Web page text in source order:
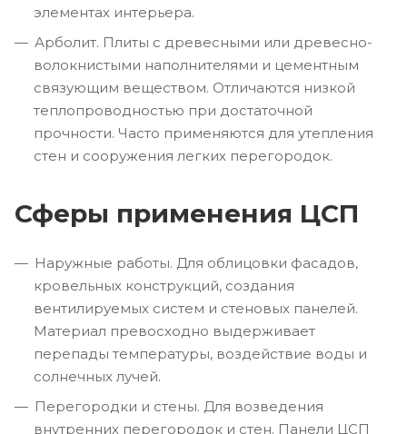
элементах интерьера.
Арболит. Плиты с древесными или древесно-
волокнистыми наполнителями и цементным
связующим веществом. Отличаются низкой
теплопроводностью при достаточной
прочности. Часто применяются для утепления
стен и сооружения легких перегородок.
Сферы применения ЦСП
Наружные работы. Для облицовки фасадов,
кровельных конструкций, создания
вентилируемых систем и стеновых панелей.
Материал превосходно выдерживает
перепады температуры, воздействие воды и
солнечных лучей.
Перегородки и стены. Для возведения
внутренних перегородок и стен. Панели ЦСП